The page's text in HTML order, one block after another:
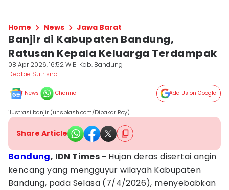
Home News Jawa Barat
Banjir di Kabupaten Bandung,
Ratusan Kepala Keluarga Terdampak
08 Apr 2026, 16:52 WIB Kab. Bandung
Debbie Sutrisno
News Channel Add Us on Google
ilustrasi banjir (unsplash.com/Dibakar Roy)
Share Article
Bandung, IDN Times - Hujan deras disertai angin
kencang yang mengguyur wilayah Kabupaten
Bandung, pada Selasa (7/4/2026), menyebabkan